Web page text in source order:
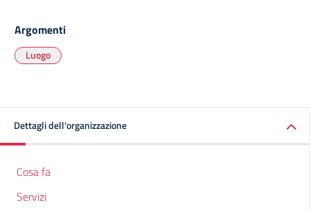
Argomenti
Luogo
Dettagli dell'organizzazione
Cosa fa
Servizi